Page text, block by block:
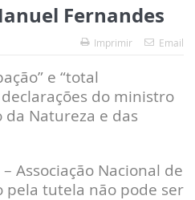
Fernandes
Imprimir Email
e “total
do ministro
Natureza e das
Associação Nacional de
tutela não pode ser